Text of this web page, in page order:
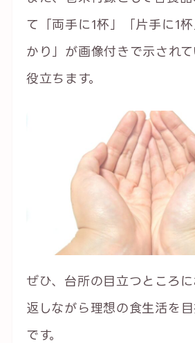
て「両手に1杯」「片手に1
かり」が画像付きで示され
役立ちます。
ぜひ、台所の目立つところ
返しながら理想の食生活を
です。